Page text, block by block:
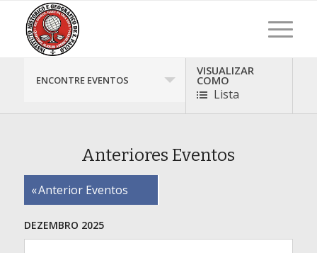
ENCONTRE EVENTOS
Navegação
dos
eventos
VISUALIZAR
COMO
Lista
Anteriores Eventos
Eventos
Navegação
Lista
«Anterior Eventos
DEZEMBRO 2025